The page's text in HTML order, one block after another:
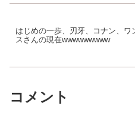
はじめの一歩、刃牙、コナン、ワ
スさんの現在wwwwwwwww
コメント